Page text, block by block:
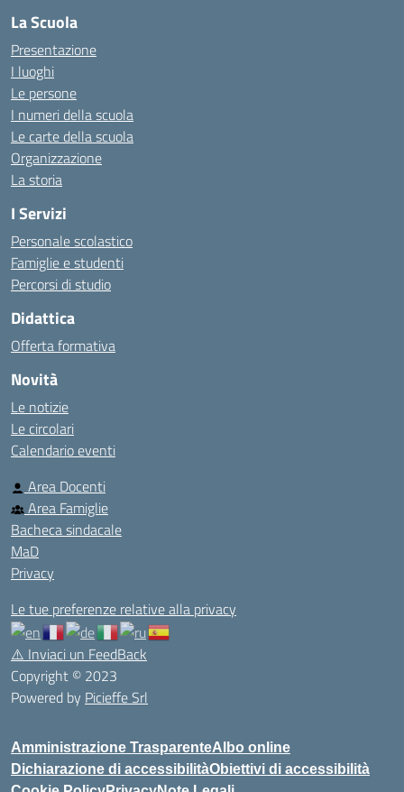
La Scuola
Presentazione
I luoghi
Le persone
I numeri della scuola
Le carte della scuola
Organizzazione
La storia
I Servizi
Personale scolastico
Famiglie e studenti
Percorsi di studio
Didattica
Offerta formativa
Novità
Le notizie
Le circolari
Calendario eventi
Area Docenti
Area Famiglie
Bacheca sindacale
MaD
Privacy
Le tue preferenze relative alla privacy
⚠️ Inviaci un FeedBack
Copyright © 2023
Powered by Picieffe Srl
Amministrazione TrasparenteAlbo online
Dichiarazione di accessibilitàObiettivi di accessibilità